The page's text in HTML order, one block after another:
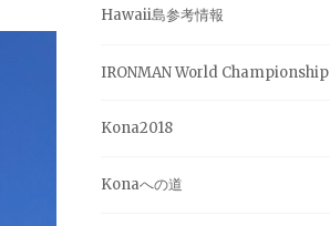
Hawaii島参考情報
IRONMAN World Championship
Kona2018
Konaへの道